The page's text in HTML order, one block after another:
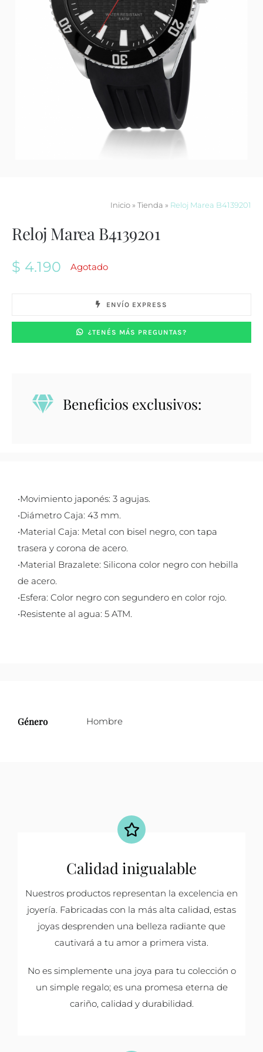
Contacto
Inicio» Tienda » Reloj Marea B4139201
Reloj Marea B4139201
$ 4.190 Agotado
ENVÍO EXPRESS
¿TENÉS MÁS PREGUNTAS?
Beneficios exclusivos:
•Movimiento japonés: 3 agujas.
•Diámetro Caja: 43 mm.
•Material Caja: Metal con bisel negro, con tapa
trasera y corona de acero.
•Material Brazalete: Silicona color negro con hebilla
de acero.
•Esfera: Color negro con segundero en color rojo.
•Resistente al agua: 5 ATM.
Género Hombre
Calidad inigualable
Nuestros productos representan la excelencia en
joyería. Fabricadas con la más alta calidad, estas
joyas desprenden una belleza radiante que
cautivará a tu amor a primera vista.
No es simplemente una joya para tu colección o
un simple regalo; es una promesa eterna de
cariño, calidad y durabilidad.